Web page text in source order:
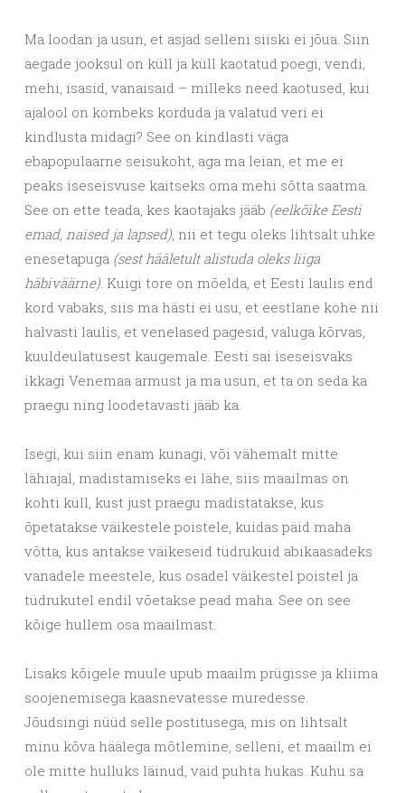
Ma loodan ja usun, et asjad selleni siiski ei jõua. Siin
aegade jooksul on küll ja küll kaotatud poegi, vendi,
mehi, isasid, vanaisaid – milleks need kaotused, kui
ajalool on kombeks korduda ja valatud veri ei
kindlusta midagi? See on kindlasti väga
ebapopulaarne seisukoht, aga ma leian, et me ei
peaks iseseisvuse kaitseks oma mehi sõtta saatma.
See on ette teada, kes kaotajaks jääb (eelkõike Eesti
emad, naised ja lapsed) , nii et tegu oleks lihtsalt uhke
enesetapuga (sest hääletult alistuda oleks liiga
häbiväärne) . Kuigi tore on mõelda, et Eesti laulis end
kord vabaks, siis ma hästi ei usu, et eestlane kohe nii
halvasti laulis, et venelased pagesid, valuga kõrvas,
kuuldeulatusest kaugemale. Eesti sai iseseisvaks
ikkagi Venemaa armust ja ma usun, et ta on seda ka
praegu ning loodetavasti jääb ka.
Isegi, kui siin enam kunagi, või vähemalt mitte
lähiajal, madistamiseks ei lähe, siis maailmas on
kohti küll, kust just praegu madistatakse, kus
õpetatakse väikestele poistele, kuidas päid maha
võtta, kus antakse väikeseid tüdrukuid abikaasadeks
vanadele meestele, kus osadel väikestel poistel ja
tüdrukutel endil võetakse pead maha. See on see
kõige hullem osa maailmast.
Lisaks kõigele muule upub maailm prügisse ja kliima
soojenemisega kaasnevatesse muredesse.
Jõudsingi nüüd selle postitusega, mis on lihtsalt
minu kõva häälega mõtlemine, selleni, et maailm ei
ole mitte hulluks läinud, vaid puhta hukas. Kuhu sa